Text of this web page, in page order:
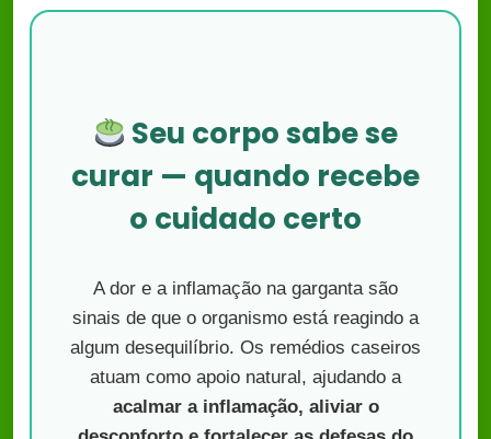
Seu corpo sabe se
curar — quando recebe
o cuidado certo
A dor e a inflamação na garganta são
sinais de que o organismo está reagindo a
algum desequilíbrio. Os remédios caseiros
atuam como apoio natural, ajudando a
acalmar a inflamação, aliviar o